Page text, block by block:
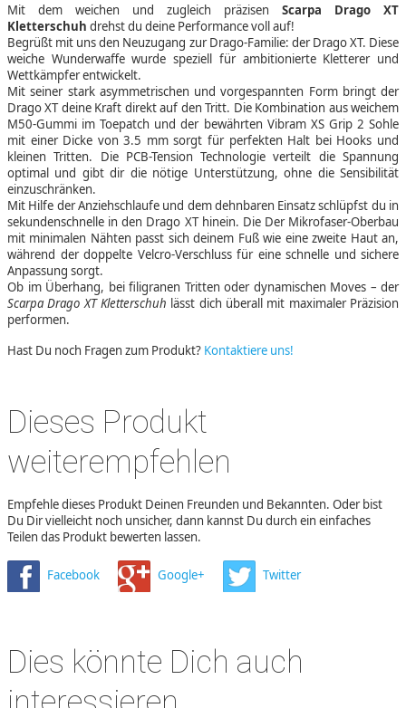
Mit dem weichen und zugleich präzisen Scarpa Drago XT
Kletterschuh drehst du deine Performance voll auf!
Begrüßt mit uns den Neuzugang zur Drago-Familie: der Drago XT. Diese
weiche Wunderwaffe wurde speziell für ambitionierte Kletterer und
Wettkämpfer entwickelt.
Mit seiner stark asymmetrischen und vorgespannten Form bringt der
Drago XT deine Kraft direkt auf den Tritt. Die Kombination aus weichem
M50-Gummi im Toepatch und der bewährten Vibram XS Grip 2 Sohle
mit einer Dicke von 3.5 mm sorgt für perfekten Halt bei Hooks und
kleinen Tritten. Die PCB-Tension Technologie verteilt die Spannung
optimal und gibt dir die nötige Unterstützung, ohne die Sensibilität
einzuschränken.
Mit Hilfe der Anziehschlaufe und dem dehnbaren Einsatz schlüpfst du in
sekundenschnelle in den Drago XT hinein. Die Der Mikrofaser-Oberbau
mit minimalen Nähten passt sich deinem Fuß wie eine zweite Haut an,
während der doppelte Velcro-Verschluss für eine schnelle und sichere
Anpassung sorgt.
Ob im Überhang, bei filigranen Tritten oder dynamischen Moves – der
Scarpa Drago XT Kletterschuh lässt dich überall mit maximaler Präzision
performen.
Hast Du noch Fragen zum Produkt? Kontaktiere uns!
Dieses Produkt
weiterempfehlen
Empfehle dieses Produkt Deinen Freunden und Bekannten. Oder bist
Du Dir vielleicht noch unsicher, dann kannst Du durch ein einfaches
Teilen das Produkt bewerten lassen.
Facebook Google+ Twitter
Dies könnte Dich auch